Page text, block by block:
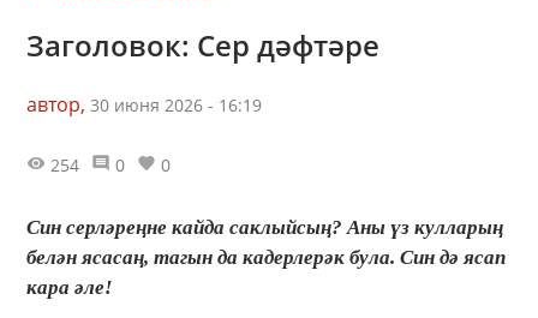
Заголовок: Сер дәфтәре
автор, 30 июня 2026 - 16:19
254 0 0
Син серләреңне кайда саклыйсың? Аны үз кулларың
белән ясасаң, тагын да кадерлерәк була. Син дә ясап
кара әле!